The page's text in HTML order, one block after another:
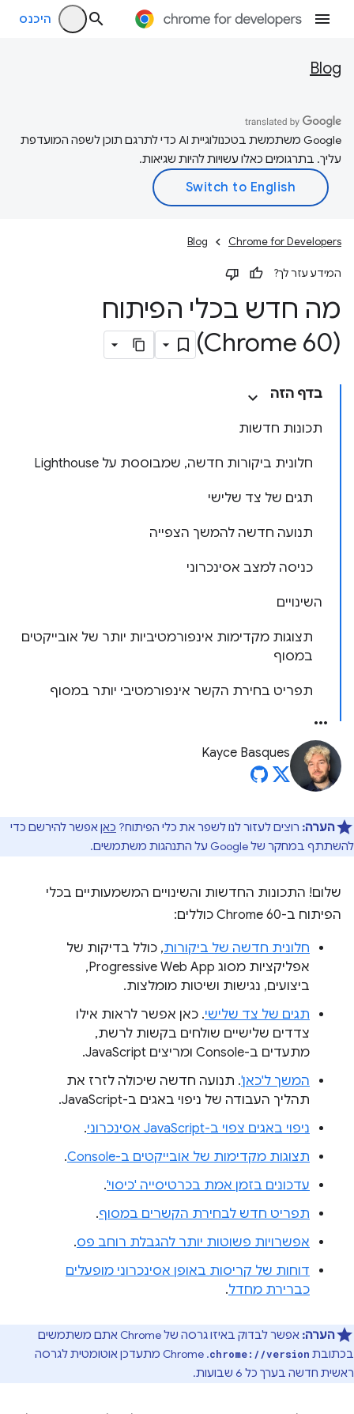
היכנס
Blog
‫Google משתמשת בטכנולוגיית AI כדי לתרגם תוכן לשפה המועדפת
עליך. בתרגומים כאלו עשויות להיות שגיאות.
Chrome for Developers
Blog
המידע עזר לך?
מה חדש בכלי הפיתוח
(Chrome 60)
בדף הזה
תכונות חדשות
חלונית ביקורות חדשה, שמבוססת על Lighthouse
תגים של צד שלישי
תנועה חדשה להמשך הצפייה
כניסה למצב אסינכרוני
השינויים
תצוגות מקדימות אינפורמטיביות יותר של אובייקטים
במסוף
תפריט בחירת הקשר אינפורמטיבי יותר במסוף
Kayce Basques
הערה: רוצים לעזור לנו לשפר את כלי הפיתוח? כאןאפשר להירשם כדי
להשתתף במחקר של Google על התנהגות משתמשים.
שלום! התכונות החדשות והשינויים המשמעותיים בכלי
הפיתוח ב-Chrome 60 כוללים:
חלונית חדשה של ביקורות, כולל בדיקות של
אפליקציות מסוג Progressive Web App,
ביצועים, נגישות ושיטות מומלצות.
תגים של צד שלישי. כאן אפשר לראות אילו
צדדים שלישיים שולחים בקשות לרשת,
מתעדים ב-Console ומריצים JavaScript.
המשך ל'כאן'. תנועה חדשה שיכולה לזרז את
תהליך העבודה של ניפוי באגים ב-JavaScript.
ניפוי באגים צפוי ב-JavaScript אסינכרוני
.
תצוגות מקדימות של אובייקטים ב-Console
.
עדכונים בזמן אמת בכרטיסייה 'כיסוי'.
תפריט חדש לבחירת הקשרים במסוף.
אפשרויות פשוטות יותר להגבלת רוחב פס.
דוחות של קריסות באופן אסינכרוני מופעלים
כברירת מחדל.
הערה:
אפשר לבדוק באיזו גרסה של Chrome אתם משתמשים
בכתובת chrome://version
. ‫Chrome מתעדכן אוטומטית לגרסה
ראשית חדשה בערך כל 6 שבועות.